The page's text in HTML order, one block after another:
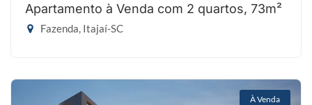
Apartamento à Venda com 2 quartos, 73m²
Fazenda, Itajaí-SC
À Venda